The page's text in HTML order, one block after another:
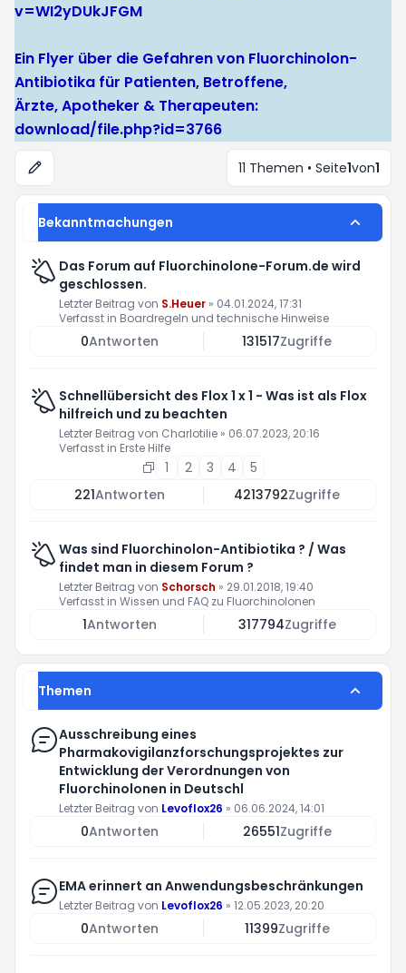
v=WI2yDUkJFGM
Ein Flyer über die Gefahren von Fluorchinolon-
Antibiotika für Patienten, Betroffene,
Ärzte, Apotheker & Therapeuten:
download/file.php?id=3766
11 Themen • Seite1von1
Bekanntmachungen
Das Forum auf Fluorchinolone-Forum.de wird
geschlossen.
Letzter Beitrag von S.Heuer » 04.01.2024, 17:31
Verfasst in Boardregeln und technische Hinweise
0Antworten 131517Zugriffe
Schnellübersicht des Flox 1 x 1 - Was ist als Flox
hilfreich und zu beachten
Letzter Beitrag von Charlotilie » 06.07.2023, 20:16
Verfasst in Erste Hilfe
1 2 3 4
5
221Antworten 4213792Zugriffe
Was sind Fluorchinolon-Antibiotika ? / Was
findet man in diesem Forum ?
Letzter Beitrag von Schorsch » 29.01.2018, 19:40
Verfasst in Wissen und FAQ zu Fluorchinolonen
1Antworten 317794Zugriffe
Themen
Ausschreibung eines
Pharmakovigilanzforschungsprojektes zur
Entwicklung der Verordnungen von
Fluorchinolonen in Deutschl
Letzter Beitrag von Levoflox26 » 06.06.2024, 14:01
0Antworten 26551Zugriffe
EMA erinnert an Anwendungsbeschränkungen
Letzter Beitrag von Levoflox26 » 12.05.2023, 20:20
0Antworten 11399Zugriffe